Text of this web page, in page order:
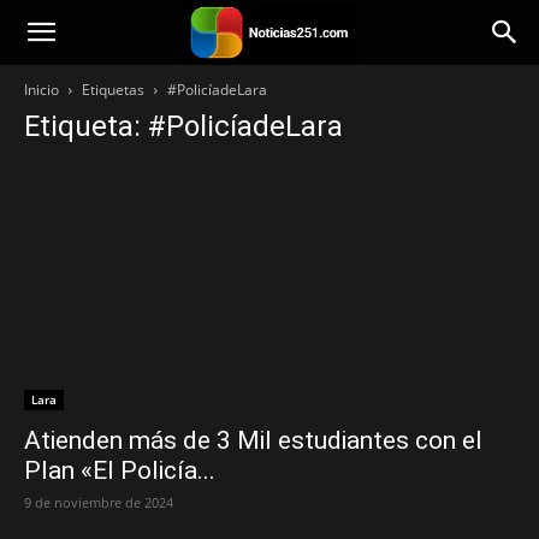
Noticias251
Inicio Etiquetas #PolicíadeLara
Etiqueta: #PolicíadeLara
Lara
Atienden más de 3 Mil estudiantes con el
Plan «El Policía...
9 de noviembre de 2024